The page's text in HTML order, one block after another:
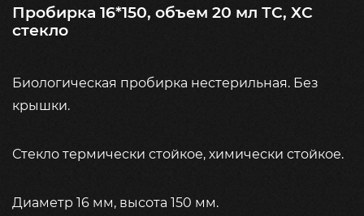
Пробирка 16*150, объем 20 мл ТС, ХС
стекло
Биологическая пробирка нестерильная. Без
крышки.
Стекло термически стойкое, химически стойкое.
Диаметр 16 мм, высота 150 мм.